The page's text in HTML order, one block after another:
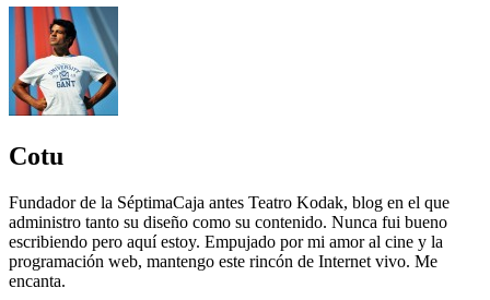
Cotu
Fundador de la SéptimaCaja antes Teatro Kodak, blog en el que
administro tanto su diseño como su contenido. Nunca fui bueno
escribiendo pero aquí estoy. Empujado por mi amor al cine y la
programación web, mantengo este rincón de Internet vivo. Me
encanta.